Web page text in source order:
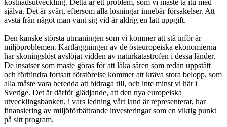
kostnadsutveckling. Detta är ett problem, som vi måste ta itu med
själva. Det är svårt, eftersom alla lösningar innebär försakelser. Att
avstå från något man vant sig vid är aldrig en lätt uppgift.
Den kanske största utmaningen som vi kommer att stå inför är
miljöproblemen. Kartläggningen av de östeuropeiska ekonomierna
har skoningslöst avslöjat vidden av naturkatastrofen i dessa länder.
De insatser som måste göras för att läka såren som redan uppstått
och förhindra fortsatt förstörelse kommer att kräva stora belopp, som
alla måste vara beredda att bidraga till, och inte minst vi här i
Sverige. Det är därför glädjande, att den nya europeiska
utvecklingsbanken, i vars ledning vårt land är representerat, har
finansiering av miljöförbättrande investeringar som en viktig punkt
på sitt program.